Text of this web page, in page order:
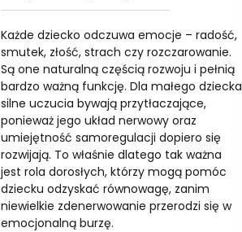
Każde dziecko odczuwa emocje – radość,
smutek, złość, strach czy rozczarowanie.
Są one naturalną częścią rozwoju i pełnią
bardzo ważną funkcję. Dla małego dziecka
silne uczucia bywają przytłaczające,
ponieważ jego układ nerwowy oraz
umiejętność samoregulacji dopiero się
rozwijają. To właśnie dlatego tak ważna
jest rola dorosłych, którzy mogą pomóc
dziecku odzyskać równowagę, zanim
niewielkie zdenerwowanie przerodzi się w
emocjonalną burzę.